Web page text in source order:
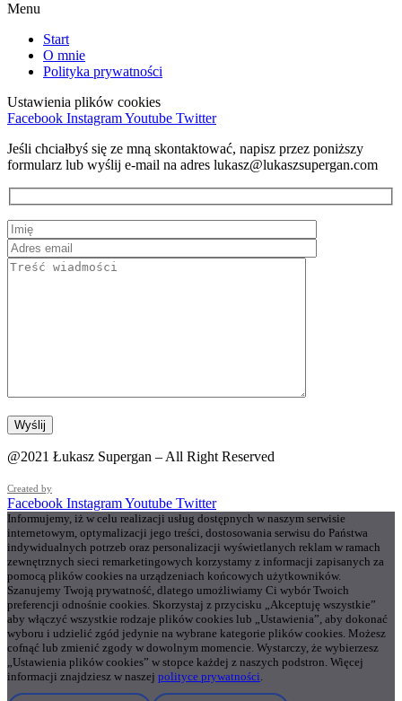
Menu
Start
O mnie
Polityka prywatności
Ustawienia plików cookies
Facebook InstagramYoutube Twitter
Jeśli chciałbyś się ze mną skontaktować, napisz przez poniższy
formularz lub wyślij e-mail na adres lukasz@lukaszsupergan.com
@2021 Łukasz Supergan – All Right Reserved
Created by
Facebook InstagramYoutube Twitter
Informujemy, iż w celu realizacji usług dostępnych w naszym serwisie
internetowym, optymalizacji jego treści, dostosowania serwisu do Państwa
indywidualnych potrzeb oraz personalizacji wyświetlanych reklam w ramach
zewnętrznych sieci remarketingowych korzystamy z informacji zapisanych za
pomocą plików cookies na urządzeniach końcowych użytkowników.
Szanujemy Twoją prywatność, dlatego umożliwiamy Ci wybór Twoich
preferencji odnośnie cookies. Skorzystaj z przycisku „Akceptuję wszystkie”
aby włączyć wszystkie rodzaje plików cookies lub „Ustawienia”, aby dokonać
wyboru i udzielić zgód jedynie na wybrane kategorie plików cookies. Możesz
cofnąć lub zmienić zgody w dowolnym momencie. Wystarczy, że wybierzesz
„Ustawienia plików cookies” w stopce każdej z naszych podstron. Więcej
informacji znajdziesz w naszej polityce prywatności